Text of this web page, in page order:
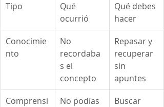
Tipo
Qué
ocurrió
Qué debes
hacer
Conocimie
nto
No
recordaba
s el
concepto
Repasar y
recuperar
sin
apuntes
Comprensi
No podías
Buscar